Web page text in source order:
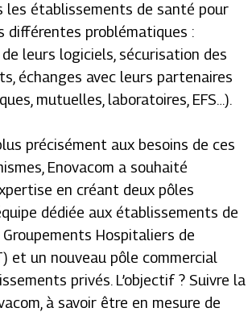
les établissements de santé pour
différentes problématiques :
leurs logiciels, sécurisation des
échanges avec leurs partenaires
mutuelles, laboratoires, EFS…).
précisément aux besoins de ces
Enovacom a souhaité
en créant deux pôles
dédiée aux établissements de
Hospitaliers de
et un nouveau pôle commercial
privés. L’objectif ? Suivre la
à savoir être en mesure de